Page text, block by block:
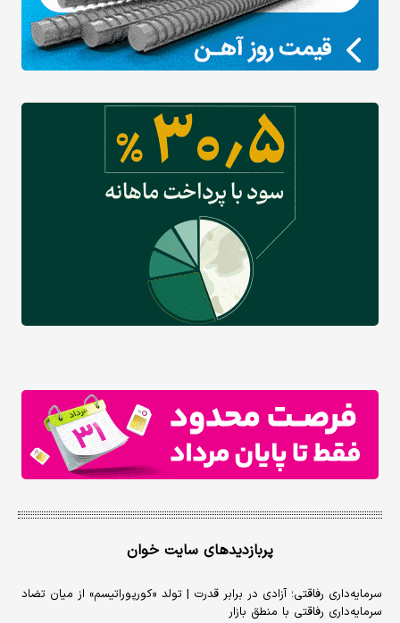
پربازدیدهای سایت خوان
سرمایه‌داری رفاقتی؛ آزادی در برابر قدرت | تولد «کورپوراتیسم» از میان تضاد
سرمایه‌داری رفاقتی با منطق بازار